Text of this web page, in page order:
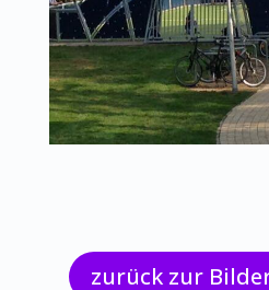
zurück zur